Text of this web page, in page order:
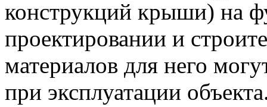
конструкций крыши) на
проектировании и
материалов для него
при эксплуатации